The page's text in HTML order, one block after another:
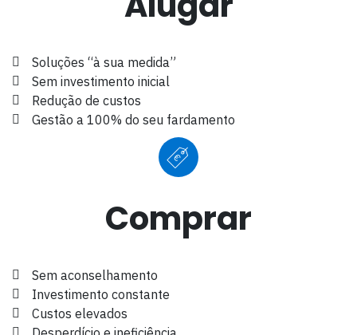
Soluções “à sua medida”
Sem investimento inicial
Redução de custos
Gestão a 100% do seu fardamento
€
Comprar
Sem aconselhamento
Investimento constante
Custos elevados